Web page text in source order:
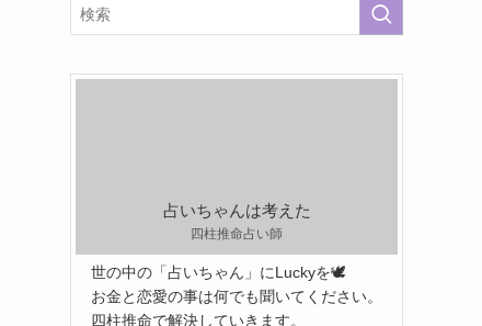
占いちゃんは考えた
四柱推命占い師
世の中の「占いちゃん」にLuckyを🕊️
お金と恋愛の事は何でも聞いてください。
四柱推命で解決していきます。